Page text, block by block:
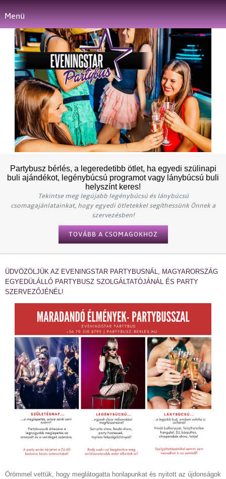
Menü
Partybusz bérlés, a legeredetibb ötlet, ha egyedi szülinapi
buli ajándékot, legénybúcsú programot vagy lánybúcsú buli
helyszínt keres!
Tekintse meg legújabb legénybúcsú és lánybúcsú
csomagajánlatainkat, hogy egyedi ötletekkel segíthessünk Önnek a
szervezésben!
TOVÁBB A CSOMAGOKHOZ
ÜDVÖZÖLJÜK AZ EVENINGSTAR PARTYBUSNÁL, MAGYARORSZÁG
EGYEDÜLÁLLÓ PARTYBUSZ SZOLGÁLTATÓJÁNÁL ÉS PARTY
SZERVEZŐJÉNÉL!
Örömmel vettük, hogy meglátogatta honlapunkat és nyitott az újdonságok